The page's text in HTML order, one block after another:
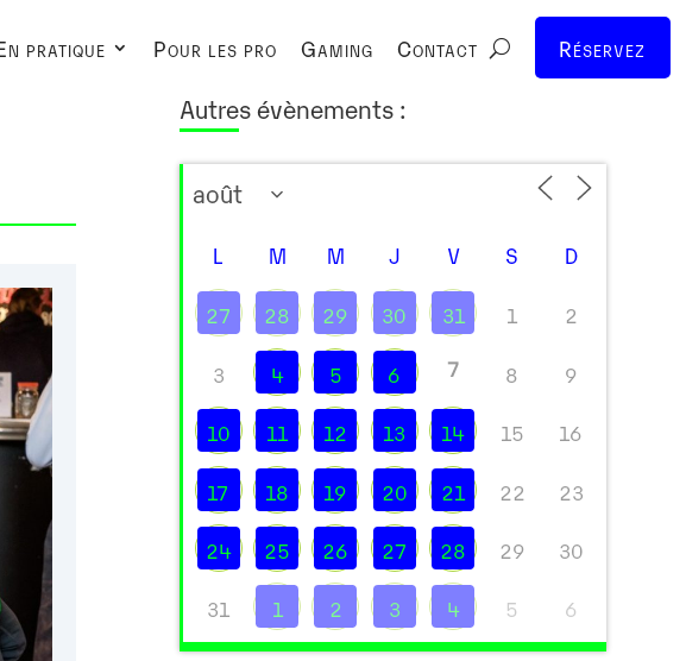
pratique Pour les pro Gaming Contact Réservez
Autres évènements :
L M M J V S D
27 28 29 30 31 1 2
3 4 5 6 7 8 9
10 11 12 13 14 15 16
17 18 19 20 21 22 23
24 25 26 27 28 29 30
31 1 2 3 4 5 6